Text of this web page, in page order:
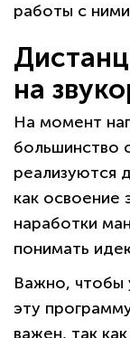
работы с
на
На момент
большинство
реализуются
как освоение
наработки
понимать
Важно, чтобы
эту
важен, так